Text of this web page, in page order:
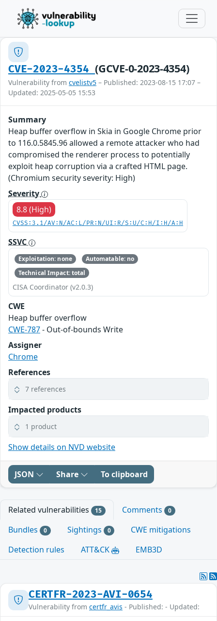
CVE-2023-4354(GCVE-0-2023-4354)
Vulnerability from cvelistv5 – Published: 2023-08-15 17:07 –
Updated: 2025-05-05 15:53
Summary
Heap buffer overflow in Skia in Google Chrome prior
to 116.0.5845.96 allowed a remote attacker who had
compromised the renderer process to potentially
exploit heap corruption via a crafted HTML page.
(Chromium security severity: High)
Severity
8.8 (High)
CVSS:3.1/AV:N/AC:L/PR:N/UI:R/S:U/C:H/I:H/A:H
SSVC
Exploitation: none
Automatable: no
Technical Impact: total
CISA Coordinator (v2.0.3)
CWE
Heap buffer overflow
CWE-787- Out-of-bounds Write
Assigner
Chrome
References
7 references
Impacted products
1 product
Show details on NVD website
JSON Share To clipboard
Related vulnerabilities 15 Comments 0
Bundles 0 Sightings 0
CWE mitigations
Detection rules
ATT&CK EMB3D
CERTFR-2023-AVI-0654
Vulnerability from certfr_avis - Published: - Updated: